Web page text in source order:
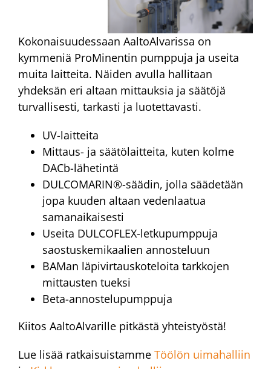
Kokonaisuudessaan AaltoAlvarissa on
kymmeniä ProMinentin pumppuja ja useita
muita laitteita. Näiden avulla hallitaan
yhdeksän eri altaan mittauksia ja säätöjä
turvallisesti, tarkasti ja luotettavasti.
UV-laitteita
Mittaus- ja säätölaitteita, kuten kolme
DACb-lähetintä
DULCOMARIN®-säädin, jolla säädetään
jopa kuuden altaan vedenlaatua
samanaikaisesti
Useita DULCOFLEX-letkupumppuja
saostuskemikaalien annosteluun
BAMan läpivirtauskoteloita tarkkojen
mittausten tueksi
Beta-annostelupumppuja
Kiitos AaltoAlvarille pitkästä yhteistyöstä!
Lue lisää ratkaisuistammeTöölön uimahalliin